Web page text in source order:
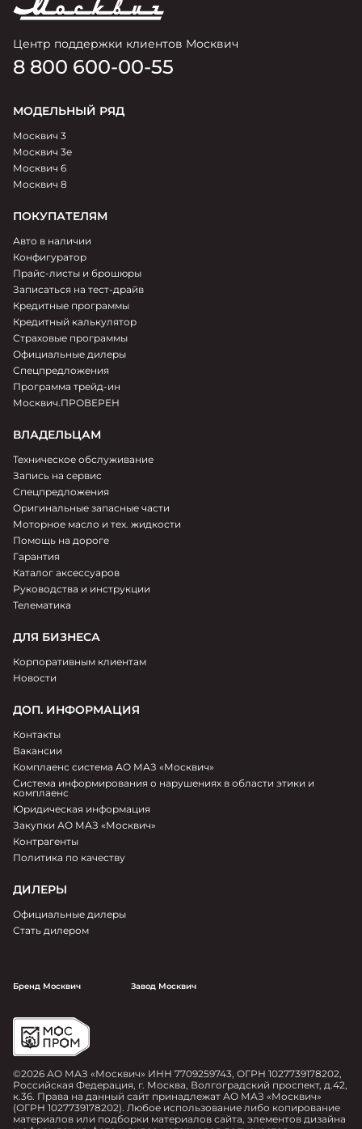
Центр поддержки клиентов Москвич
8 800 600-00-55
МОДЕЛЬНЫЙ РЯД
Москвич 3
Москвич 3e
Москвич 6
Москвич 8
ПОКУПАТЕЛЯМ
Авто в наличии
Конфигуратор
Прайс-листы и брошюры
Записаться на тест-драйв
Кредитные программы
Кредитный калькулятор
Страховые программы
Официальные дилеры
Спецпредложения
Программа трейд-ин
Москвич.ПРОВЕРЕН
ВЛАДЕЛЬЦАМ
Техническое обслуживание
Запись на сервис
Спецпредложения
Оригинальные запасные части
Моторное масло и тех. жидкости
Помощь на дороге
Гарантия
Каталог аксессуаров
Руководства и инструкции
Телематика
ДЛЯ БИЗНЕСА
Корпоративным клиентам
Новости
ДОП. ИНФОРМАЦИЯ
Контакты
Вакансии
Комплаенс система АО МАЗ «Москвич»
Система информирования о нарушениях в области этики и
комплаенс
Юридическая информация
Закупки АО МАЗ «Москвич»
Контрагенты
Политика по качеству
ДИЛЕРЫ
Официальные дилеры
Стать дилером
Бренд Москвич Завод Москвич
©2026 АО МАЗ «Москвич» ИНН 7709259743, ОГРН 1027739178202,
Российская Федерация, г. Москва, Волгоградский проспект, д.42,
к.36. Права на данный сайт принадлежат АО МАЗ «Москвич»
(ОГРН 1027739178202). Любое использование либо копирование
материалов или подборки материалов сайта, элементов дизайна